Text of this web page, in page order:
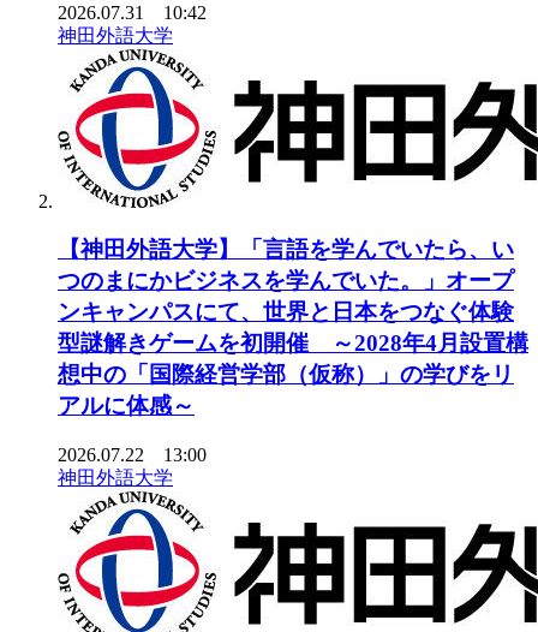
2026.07.31 10:42
神田外語大学
【神田外語大学】「言語を学んでいたら、い
つのまにかビジネスを学んでいた。」オープ
ンキャンパスにて、世界と日本をつなぐ体験
型謎解きゲームを初開催 ～2028年4月設置構
想中の「国際経営学部（仮称）」の学びをリ
アルに体感～
2026.07.22 13:00
神田外語大学